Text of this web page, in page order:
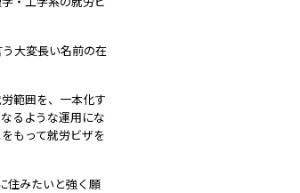
大変長い名前の在
範囲を、一本化す
るような運用にな
もって就労ビザを
住みたいと強く願